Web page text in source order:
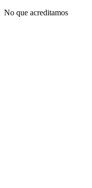
No que acreditamos